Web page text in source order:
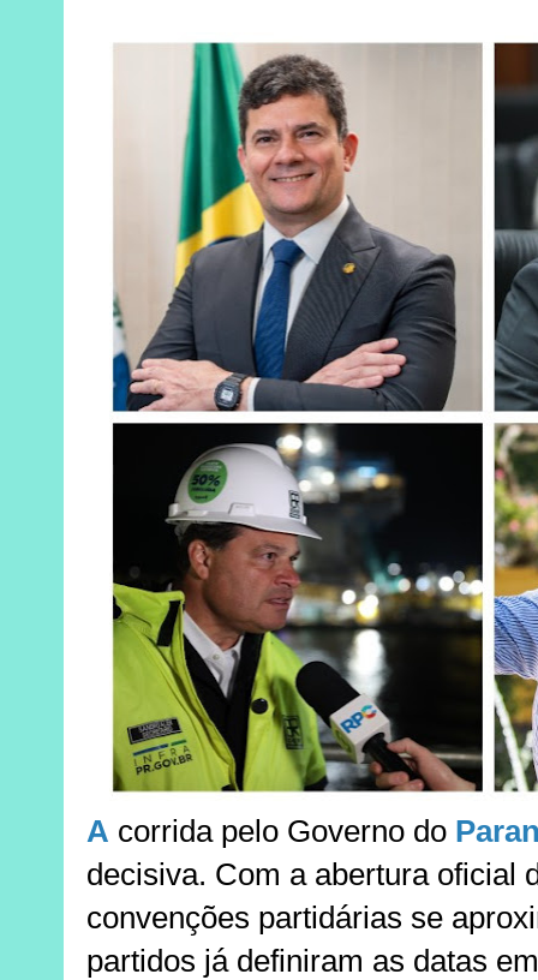
A corrida pelo Governo do
decisiva. Com a abertura oficial
convenções partidárias se
partidos já definiram as datas